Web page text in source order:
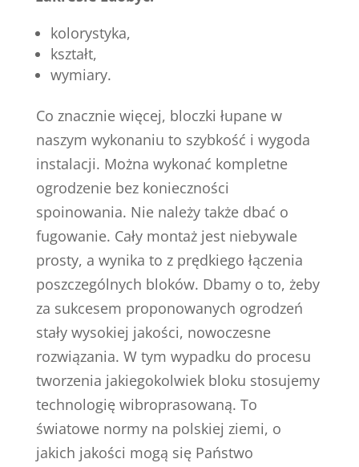
kolorystyka,
kształt,
wymiary.
Co znacznie więcej, bloczki łupane w
naszym wykonaniu to szybkość i wygoda
instalacji. Można wykonać kompletne
ogrodzenie bez konieczności
spoinowania. Nie należy także dbać o
fugowanie. Cały montaż jest niebywale
prosty, a wynika to z prędkiego łączenia
poszczególnych bloków. Dbamy o to, żeby
za sukcesem proponowanych ogrodzeń
stały wysokiej jakości, nowoczesne
rozwiązania. W tym wypadku do procesu
tworzenia jakiegokolwiek bloku stosujemy
technologię wibroprasowaną. To
światowe normy na polskiej ziemi, o
jakich jakości mogą się Państwo